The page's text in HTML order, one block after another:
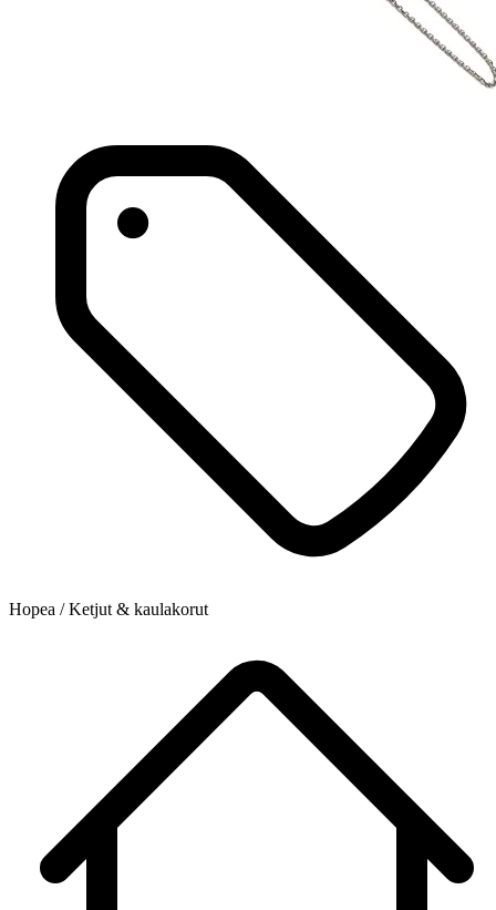
Hopea / Ketjut & kaulakorut